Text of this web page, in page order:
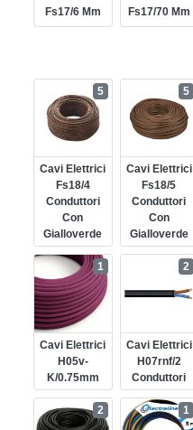
Fs17/6 Mm
Fs17/70 Mm
Cavi Elettrici
Fs18/4
Conduttori
Con
Gialloverde
5
Cavi Elettrici
Fs18/5
Conduttori
Con
Gialloverde
5
Cavi Elettrici
H05v-
K/0.75mm
1
Cavi Elettrici
H07rnf/2
Conduttori
2
2 1